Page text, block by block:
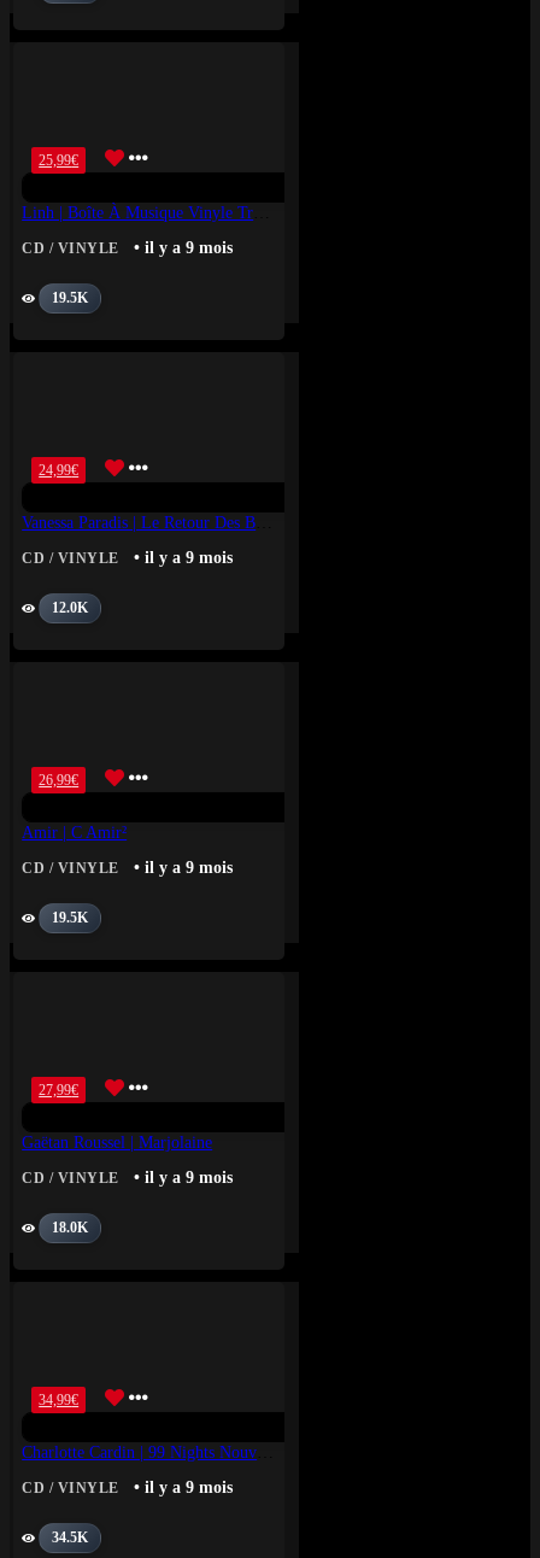
25,99€
CD / VINYLE • il y a 9 mois
19.5K
24,99€
CD / VINYLE • il y a 9 mois
12.0K
26,99€
Amir | C Amir²
CD / VINYLE • il y a 9 mois
19.5K
27,99€
Gaëtan Roussel | Marjolaine
CD / VINYLE • il y a 9 mois
18.0K
34,99€
CD / VINYLE • il y a 9 mois
34.5K